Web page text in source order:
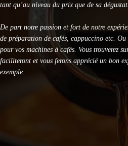
tant qu’au niveau du prix que de sa
De part notre passion et fort de notre
de préparation de cafés, cappuccino etc. Ou
pour vos machines à cafés. Vous trouverez
faciliteront et vous ferons apprécié un bon
exemple.
DERNIERS ARTICLES
Le café est-il bon pour la santé ?